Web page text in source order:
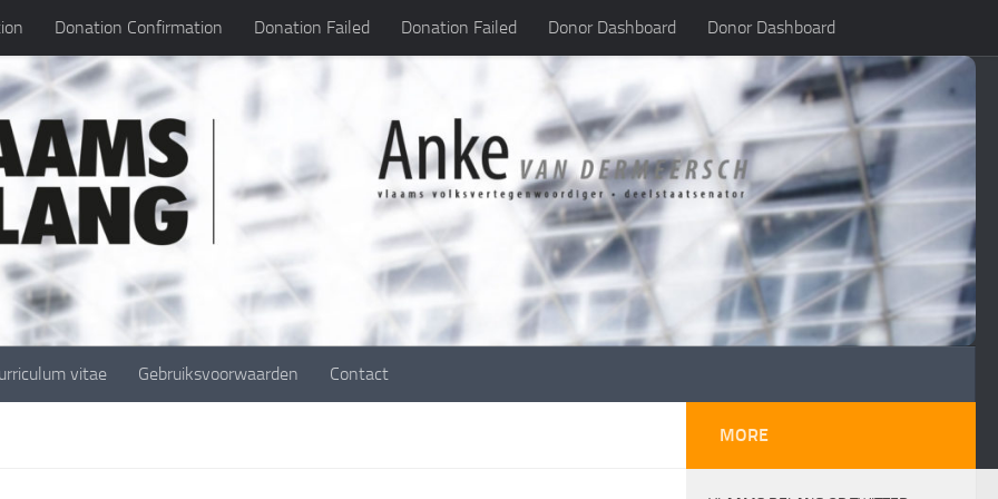
Donation Confirmation Donation Failed Donation Failed Donor Dashboard Donor Dashboard
vitae Gebruiksvoorwaarden Contact
MORE